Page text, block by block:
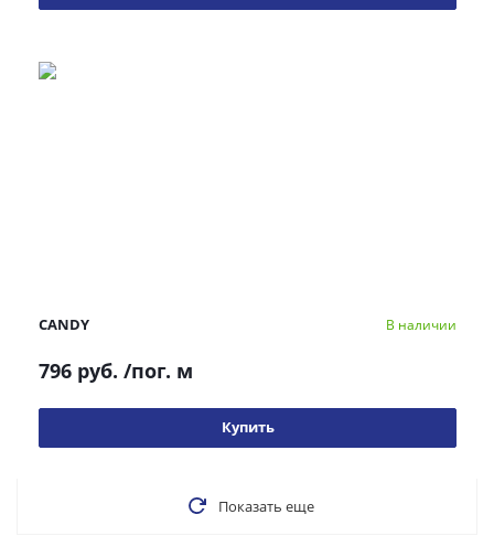
CANDY В наличии
796 руб. /пог. м
Купить
Показать еще